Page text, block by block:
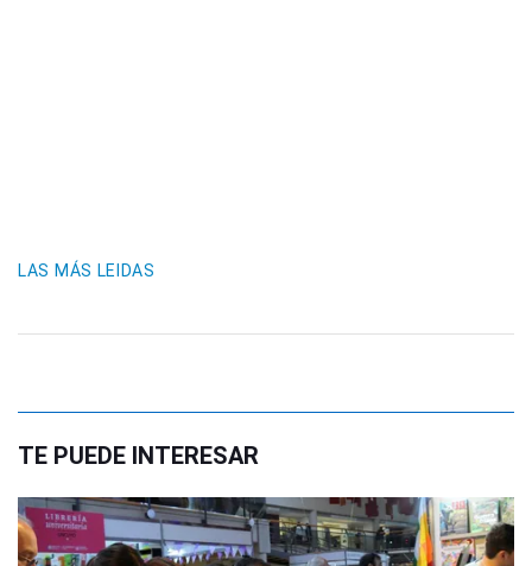
LAS MÁS LEIDAS
TE PUEDE INTERESAR